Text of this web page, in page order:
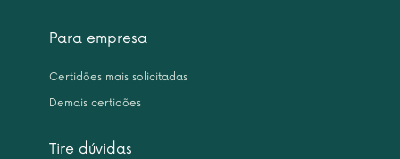
Para empresa
Certidões mais solicitadas
Demais certidões
Tire dúvidas